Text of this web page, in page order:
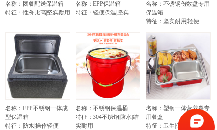
名称：团餐配送保温箱
特征：性价比高|坚实耐用
名称：EPP保温箱
特征：轻便保温|坚实
名称：不锈钢份数盘专用
保温箱
特征：坚实耐用|轻便
名称：EPP不锈钢一体成
型保温箱
特征：防水|操作轻便
名称：不锈钢保温桶
特征：304不锈钢|防水|结
实耐用
名称：塑钢一体营养餐专
用餐盒
特征：卫生|保温不烫手